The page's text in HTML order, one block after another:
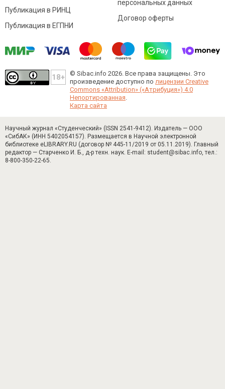
Публикация в РИНЦ
Публикация в ЕГПНИ
персональных данных
Договор оферты
© Sibac.info 2026. Все права защищены. Это
произведение доступно по лицензии Creative
Commons «Attribution» («Атрибуция») 4.0
Непортированная.
Карта сайта
Научный журнал «Студенческий» (ISSN 2541-9412). Издатель — ООО
«СибАК» (ИНН 5402054157). Размещается в Научной электронной
библиотеке eLIBRARY.RU (договор № 445-11/2019 от 05.11.2019). Главный
редактор — Старченко И. Б., д-р техн. наук. E-mail: student@sibac.info, тел.:
8-800-350-22-65.